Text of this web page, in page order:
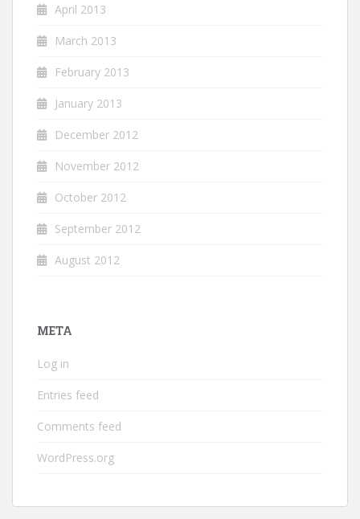
April 2013
March 2013
February 2013
January 2013
December 2012
November 2012
October 2012
September 2012
August 2012
META
Log in
Entries feed
Comments feed
WordPress.org